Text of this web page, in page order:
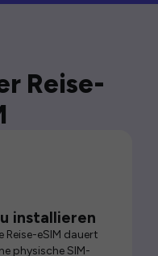
Reise-
installieren
Reise-eSIM dauert
physische SIM-